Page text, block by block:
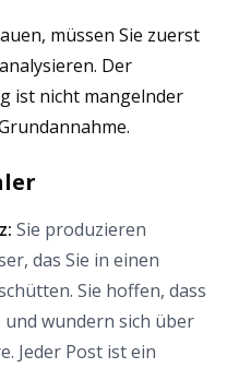
müssen Sie zuerst
Der
ist nicht mangelnder
Sie produzieren
das Sie in einen
Sie hoffen, dass
wundern sich über
Jeder Post ist ein